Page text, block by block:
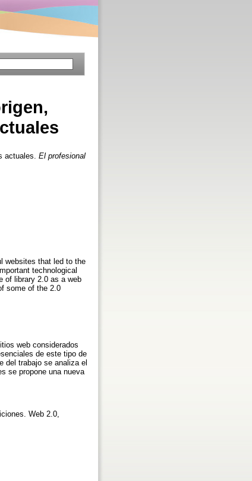
actuales. El profesional
websites that led to the
technological
of library 2.0 as a web
some of the 2.0
web considerados
de este tipo de
del trabajo se analiza el
se propone una nueva
Web 2.0,